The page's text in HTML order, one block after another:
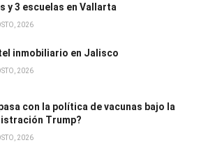
y 3 escuelas en Vallarta
2026
inmobiliario en Jalisco
2026
con la política de vacunas bajo la
Trump?
2026